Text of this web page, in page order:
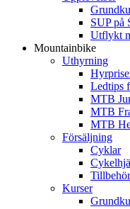
SUP på
Utflykt
Mountainbike
Uthyrning
Ledtips
MTB
MTB
MTB
Försäljning
Cyklar
Tillbehör
Kurser